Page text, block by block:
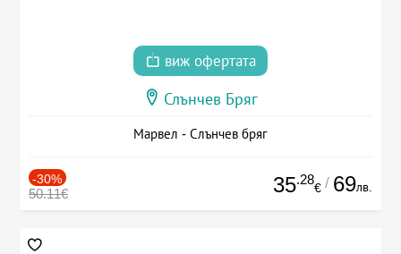
виж офертата
Слънчев Бряг
Марвел - Слънчев бряг
-30%
50.11€ 35.28
€ / 69лв.